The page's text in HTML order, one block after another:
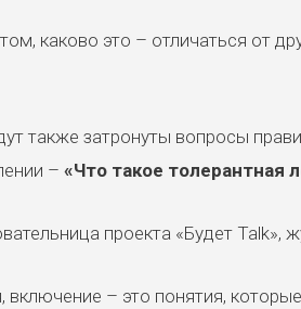
каково это – отличаться от
также затронуты вопросы
– «Что такое толерантная
проекта «Будет Talk»,
включение – это понятия,